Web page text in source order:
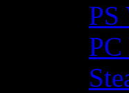
PS
PC